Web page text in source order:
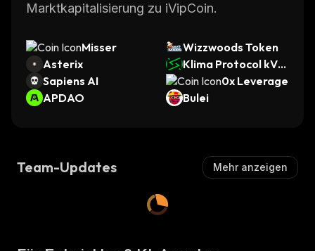
Marktkapitalisierung zu iVipCoin.
Misser
Wizzwoods Token
Asterix
Klima Protocol kVC
M
Sapiens AI
0x Leverage
APDAO
Bulei
Team-Updates Mehr anzeigen